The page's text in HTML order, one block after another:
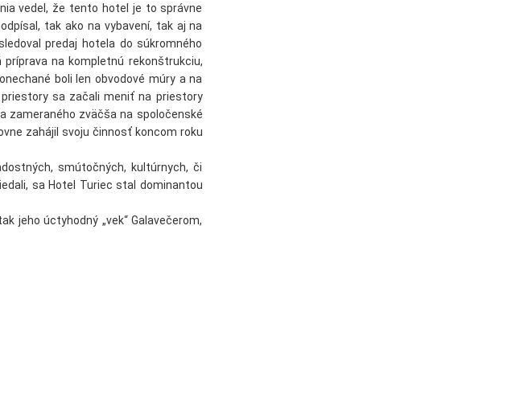
vedel, že tento hotel je to správne
tak ako na vybavení, tak aj na
predaj hotela do súkromného
na kompletnú rekonštrukciu,
boli len obvodové múry a na
sa začali meniť na priestory
zameraného zväčša na spoločenské
zahájil svoju činnosť koncom roku
smútočných, kultúrnych, či
sa Hotel Turiec stal dominantou
jeho úctyhodný „vek“ Galavečerom,